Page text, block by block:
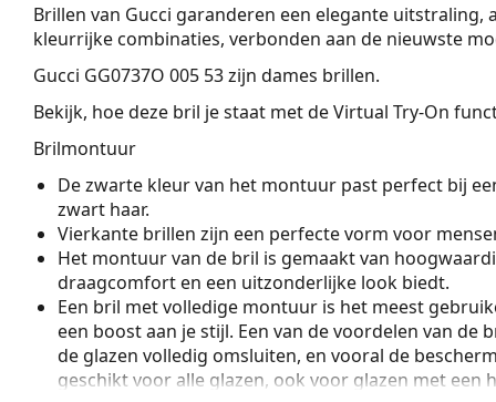
Brillen van Gucci garanderen een elegante uitstraling,
kleurrijke combinaties, verbonden aan de nieuwste
Gucci GG0737O 005 53zijn dames brillen.
Bekijk, hoe deze bril je staat met de Virtual Try-On
Brilmontuur
De zwarte kleur van het montuur past perfect bij
zwart haar.
Vierkante brillen zijn een perfecte vorm voor
Het montuur van de bril is gemaakt van
draagcomfort en een uitzonderlijke look biedt.
Een bril met volledige montuur is het meest
een boost aan je stijl. Een van de voordelen van
de glazen volledig omsluiten, en vooral de
geschikt voor alle glazen, ook voor glazen met een